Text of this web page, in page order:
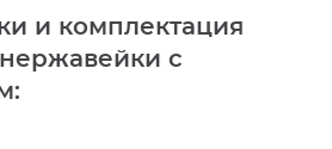
и комплектация
с